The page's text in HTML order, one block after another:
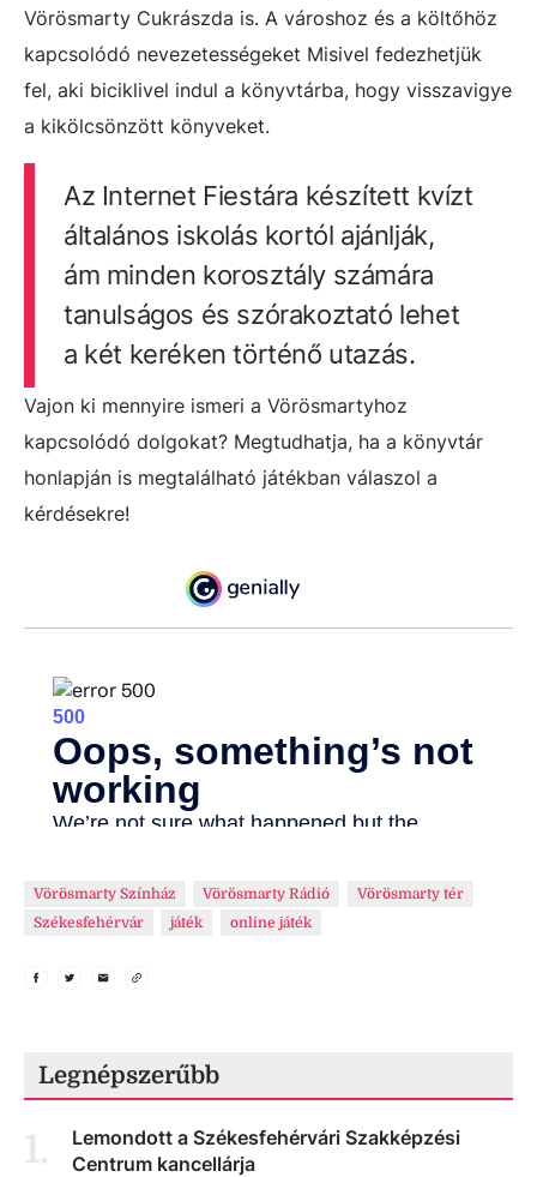
Vörösmarty Cukrászda is. A városhoz és a költőhöz
kapcsolódó nevezetességeket Misivel fedezhetjük
fel, aki biciklivel indul a könyvtárba, hogy visszavigye
a kikölcsönzött könyveket.
Az Internet Fiestára készített kvízt
általános iskolás kortól ajánlják,
ám minden korosztály számára
tanulságos és szórakoztató lehet
a két keréken történő utazás.
Vajon ki mennyire ismeri a Vörösmartyhoz
kapcsolódó dolgokat? Megtudhatja, ha a könyvtár
honlapján is megtalálható játékban válaszol a
kérdésekre!
Vörösmarty Színház Vörösmarty Rádió
Vörösmarty tér
Székesfehérvár
játék online játék
Legnépszerűbb
1.
Lemondott a Székesfehérvári Szakképzési
Centrum kancellárja